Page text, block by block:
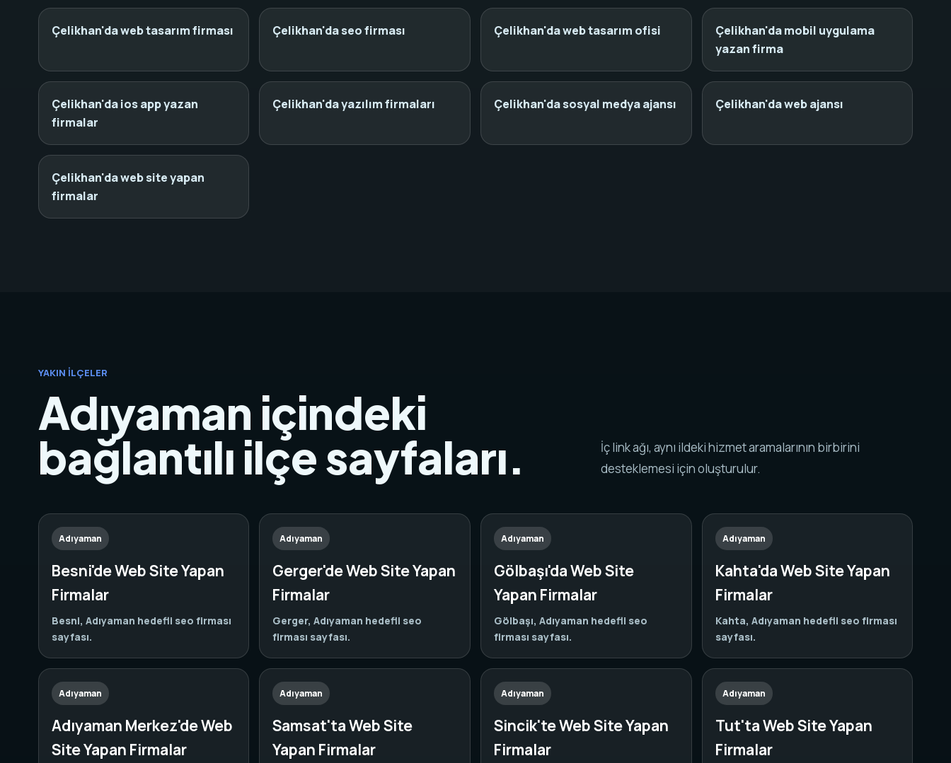
Çelikhan'da web tasarım firması Çelikhan'da seo firması Çelikhan'da web tasarım ofisi
Çelikhan'da mobil uygulama
yazan firma
Çelikhan'da ios app yazan
firmalar
Çelikhan'da yazılım firmaları Çelikhan'da sosyal medya ajansı Çelikhan'da web ajansı
Çelikhan'da web site yapan
firmalar
YAKIN İLÇELER
Adıyaman içindeki
bağlantılı ilçe sayfaları.
İç link ağı, aynı ildeki hizmet aramalarının birbirini
desteklemesi için oluşturulur.
Adıyaman
Besni'de Web Site Yapan
Firmalar
Besni, Adıyaman hedefli seo firması
sayfası.
Adıyaman
Gerger'de Web Site Yapan
Firmalar
Gerger, Adıyaman hedefli seo
firması sayfası.
Adıyaman
Gölbaşı'da Web Site
Yapan Firmalar
Gölbaşı, Adıyaman hedefli seo
firması sayfası.
Adıyaman
Kahta'da Web Site Yapan
Firmalar
Kahta, Adıyaman hedefli seo firması
sayfası.
Adıyaman
Adıyaman Merkez'de Web
Site Yapan Firmalar
Adıyaman
Samsat'ta Web Site
Yapan Firmalar
Adıyaman
Sincik'te Web Site Yapan
Firmalar
Adıyaman
Tut'ta Web Site Yapan
Firmalar